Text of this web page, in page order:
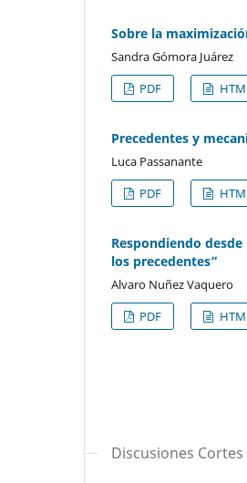
Sobre la
Sandra Gómora Juárez
PDF
Precedentes y
Luca Passanante
PDF
Respondiendo
los precedentes”
Alvaro Nuñez Vaquero
PDF
Discusiones Cortes